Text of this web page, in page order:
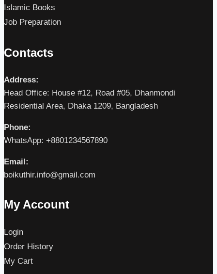
Islamic Books
Job Preparation
Contacts
Address:
Head Office: House #12, Road #05, Dhanmondi
Residential Area, Dhaka 1209, Bangladesh
Phone:
WhatsApp: +8801234567890
Email:
boikuthir.info@gmail.com
My Account
Login
Order History
My Cart